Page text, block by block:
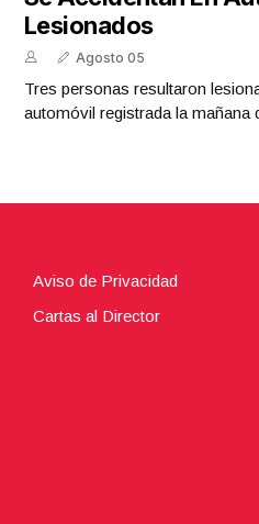
Lesionados
Agosto 05
Tres personas resultaron
automóvil registrada la mañana
Aviso de Privacidad
Cartas al Director